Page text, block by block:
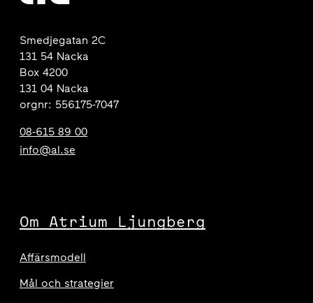
Smedjegatan 2C
131 54 Nacka
Box 4200
131 04 Nacka
orgnr: 556175-7047
08-615 89 00
info@al.se
Om Atrium Ljungberg
Affärsmodell
Mål och strategier